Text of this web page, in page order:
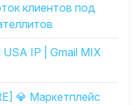
клиентов под
IP | Gmail MIX
💎 Маркетплейс